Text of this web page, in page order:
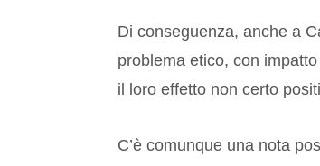
Di conseguenza, anche a
problema etico, con
il loro effetto non certo
C’è comunque una nota